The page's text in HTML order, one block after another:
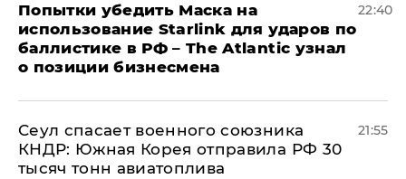
Попытки убедить Маска на
использование Starlink для ударов по
баллистике в РФ – The Atlantic узнал
о позиции бизнесмена
22:40
​Сеул спасает военного союзника
КНДР: Южная Корея отправила РФ 30
тысяч тонн авиатоплива
21:55